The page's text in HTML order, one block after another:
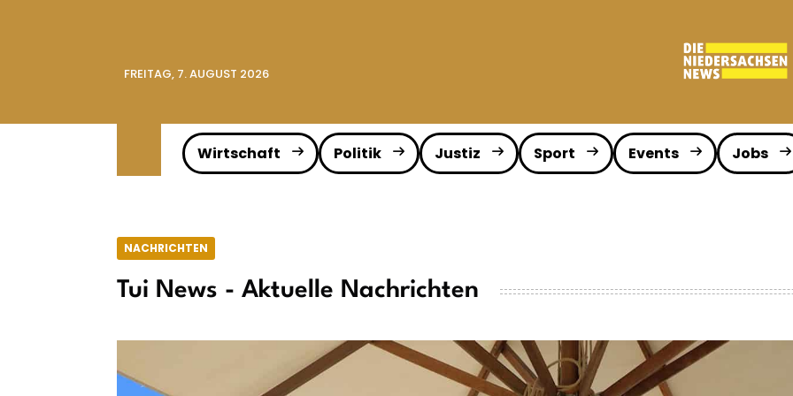
FREITAG, 7. AUGUST 2026
Wirtschaft Politik Justiz Sport Events Jobs
NACHRICHTEN
Tui News - Aktuelle Nachrichten